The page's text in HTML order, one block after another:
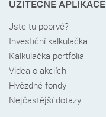
UŽITEČNÉ APLIKACE
Jste tu poprvé?
Investiční kalkulačka
Kalkulačka portfolia
Videa o akciích
Hvězdné fondy
Nejčastější dotazy